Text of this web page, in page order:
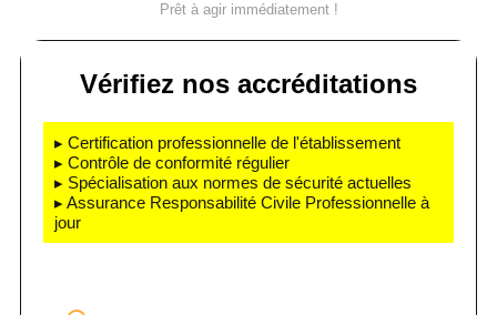
Prêt à agir immédiatement !
Vérifiez nos accréditations
▸ Certification professionnelle de l'établissement
▸ Contrôle de conformité régulier
▸ Spécialisation aux normes de sécurité actuelles
▸ Assurance Responsabilité Civile Professionnelle à
jour